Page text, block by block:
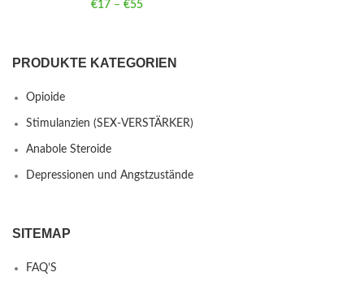
€17 – €55
PRODUKTE KATEGORIEN
Opioide
Stimulanzien (SEX-VERSTÄRKER)
Anabole Steroide
Depressionen und Angstzustände
SITEMAP
FAQ’S